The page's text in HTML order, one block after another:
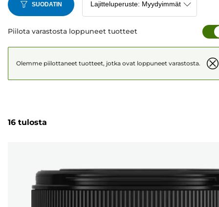
SUODATIN
Piilota varastosta loppuneet tuotteet
Olemme piilottaneet tuotteet, jotka ovat loppuneet varastosta.
16 tulosta